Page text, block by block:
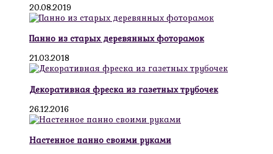
20.08.2019
Панно из старых деревянных фоторамок
21.03.2018
Декоративная фреска из газетных трубочек
26.12.2016
Настенное панно своими руками